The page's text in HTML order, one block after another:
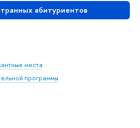
абитуриентов
места
программы